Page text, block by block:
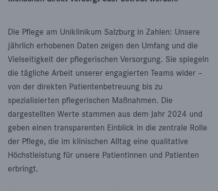
Die Pflege am Uniklinikum Salzburg in Zahlen: Unsere
jährlich erhobenen Daten zeigen den Umfang und die
Vielseitigkeit der pflegerischen Versorgung. Sie spiegeln
die tägliche Arbeit unserer engagierten Teams wider –
von der direkten Patientenbetreuung bis zu
spezialisierten pflegerischen Maßnahmen. Die
dargestellten Werte stammen aus dem Jahr 2024 und
geben einen transparenten Einblick in die zentrale Rolle
der Pflege, die im klinischen Alltag eine qualitative
Höchstleistung für unsere Patientinnen und Patienten
erbringt.